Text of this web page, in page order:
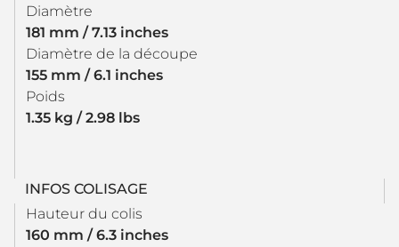
Diamètre
181 mm / 7.13 inches
Diamètre de la découpe
155 mm / 6.1 inches
Poids
1.35 kg / 2.98 lbs
INFOS COLISAGE
Hauteur du colis
160 mm / 6.3 inches